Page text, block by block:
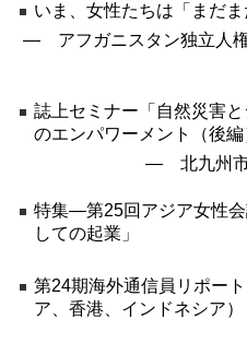
いま、女性たちは「まだま
― アフガニスタン独立人
誌上セミナー「自然災害
のエンパワーメント（後編
― 北九州市
特集―第25回アジア女性
しての起業」
第24期海外通信員リポー
ア、香港、インドネシア